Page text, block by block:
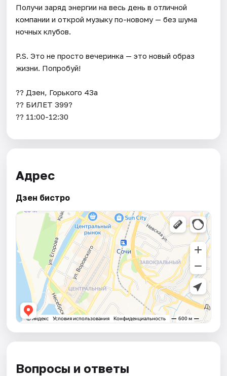
Получи заряд энергии на весь день в отличной
компании и открой музыку по-новому — без шума
ночных клубов.
P.S. Это не просто вечеринка — это новый образ
жизни. Попробуй!
?? Дзен, Горького 43а
?? БИЛЕТ 399?
?? 11:00-12:30
Адрес
Дзен бистро
Вопросы и ответы